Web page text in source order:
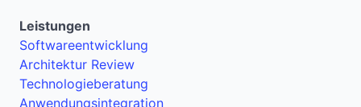
Leistungen
Softwareentwicklung
Architektur Review
Technologieberatung
Anwendungsintegration